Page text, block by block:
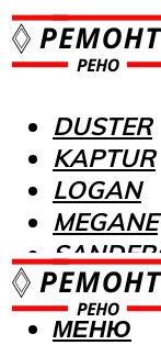
DUSTER
KAPTUR
LOGAN
MEGANE
МЕНЮ